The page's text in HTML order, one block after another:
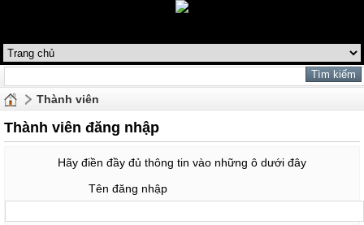
Thành viên
Thành viên đăng nhập
Hãy điền đầy đủ thông tin vào những ô dưới đây
Tên đăng nhập